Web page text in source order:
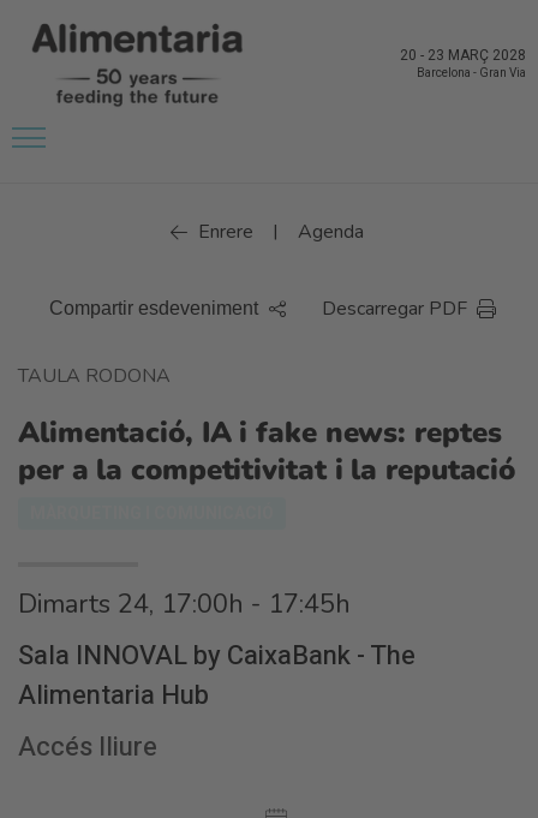
20 - 23 MARÇ 2028
Barcelona - Gran Via
Enrere | Agenda
Compartir esdeveniment Descarregar PDF
TAULA RODONA
Alimentació, IA i fake news: reptes
per a la competitivitat i la reputació
Dimarts 24, 17:00h - 17:45h
Sala INNOVAL by CaixaBank - The
Alimentaria Hub
Accés lliure